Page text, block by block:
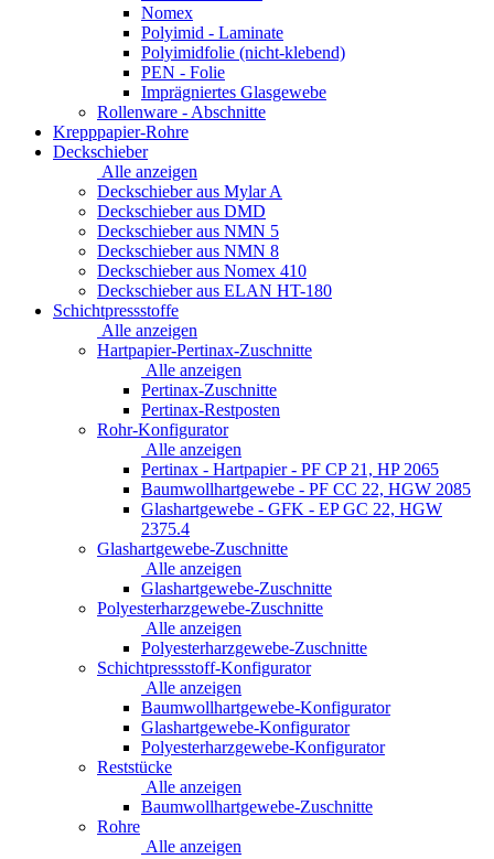
Nomex
Polyimid - Laminate
Polyimidfolie (nicht-klebend)
PEN - Folie
Imprägniertes Glasgewebe
Rollenware - Abschnitte
Krepppapier-Rohre
Deckschieber
Alle anzeigen
Deckschieber aus Mylar A
Deckschieber aus DMD
Deckschieber aus NMN 5
Deckschieber aus NMN 8
Deckschieber aus Nomex 410
Deckschieber aus ELAN HT-180
Schichtpressstoffe
Alle anzeigen
Hartpapier-Pertinax-Zuschnitte
Alle anzeigen
Pertinax-Zuschnitte
Pertinax-Restposten
Rohr-Konfigurator
Alle anzeigen
Pertinax - Hartpapier - PF CP 21, HP 2065
Baumwollhartgewebe - PF CC 22, HGW 2085
Glashartgewebe - GFK - EP GC 22, HGW
2375.4
Glashartgewebe-Zuschnitte
Alle anzeigen
Glashartgewebe-Zuschnitte
Polyesterharzgewebe-Zuschnitte
Alle anzeigen
Polyesterharzgewebe-Zuschnitte
Schichtpressstoff-Konfigurator
Alle anzeigen
Baumwollhartgewebe-Konfigurator
Glashartgewebe-Konfigurator
Polyesterharzgewebe-Konfigurator
Reststücke
Alle anzeigen
Baumwollhartgewebe-Zuschnitte
Rohre
Alle anzeigen